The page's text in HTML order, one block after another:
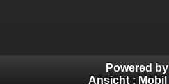
Powered by
Ansicht : Mobil